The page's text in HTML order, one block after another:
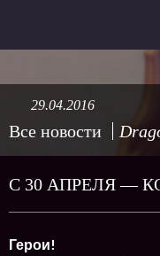
Все новости
29.04.2016
С 30 АПРЕЛЯ —
Герои!